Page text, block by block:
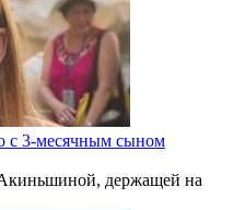
с 3-месячным сыном
держащей на